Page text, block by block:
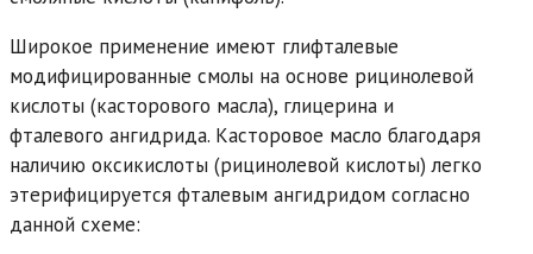
Широкое применение имеют глифталевые
модифицированные смолы на основе рицинолевой
кислоты (касторового масла), глицерина и
фталевого ангидрида. Касторовое масло благодаря
наличию оксикислоты (рицинолевой кислоты) легко
этерифицируется фталевым ангидридом согласно
данной схеме: